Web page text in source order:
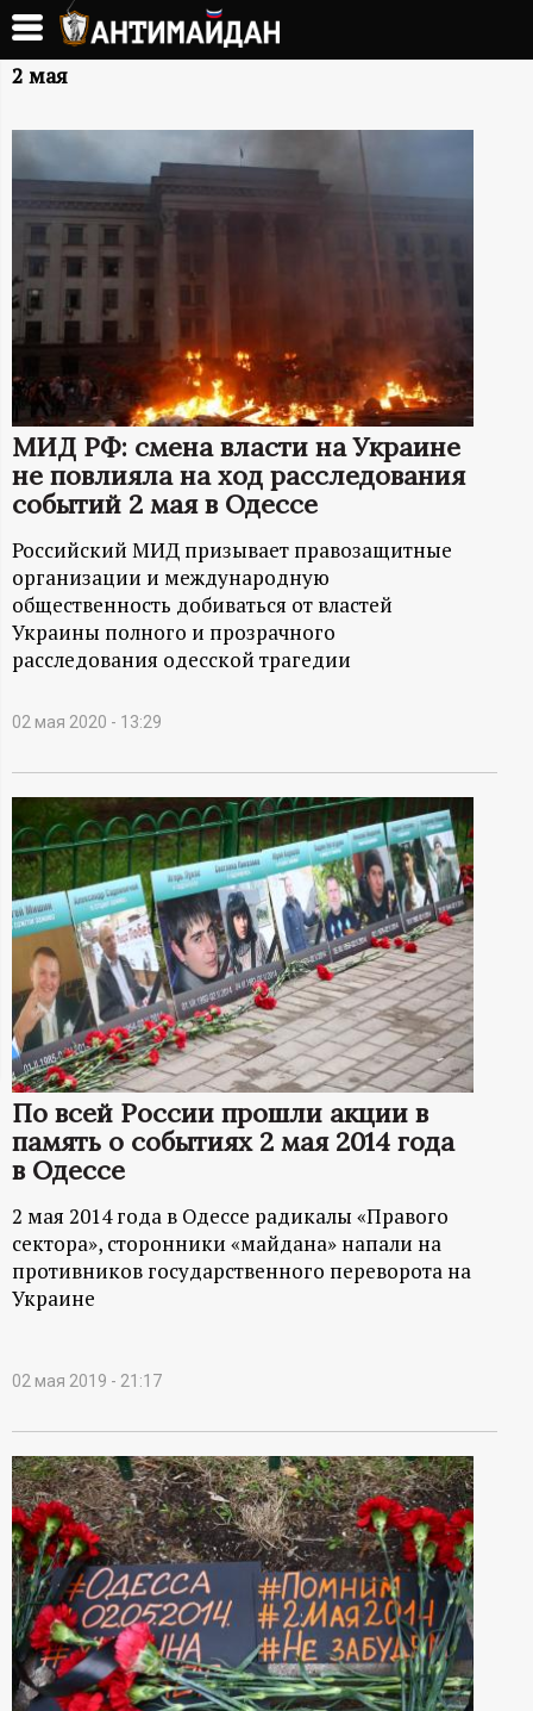
Перейти
основному
А
Н
Т
И
М
Й
Д
А
Н
-
и
н
ф
о
р
м
а
ц
и
о
н
ы
й
п
о
р
т
2 мая
МИД РФ: смена власти на Украине
не повлияла на ход расследования
событий 2 мая в Одессе
Российский МИД призывает правозащитные
организации и международную
общественность добиваться от властей
Украины полного и прозрачного
расследования одесской трагедии
02 мая 2020 - 13:29
По всей России прошли акции в
память о событиях 2 мая 2014 года
в Одессе
2 мая 2014 года в Одессе радикалы «Правого
сектора», сторонники «майдана» напали на
противников государственного переворота на
Украине
02 мая 2019 - 21:17